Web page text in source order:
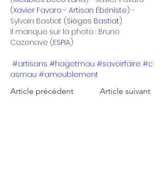
(Xavier Favaro - Artisan Ébéniste) -
Sylvain Bastiat (Sièges Bastiat)
Il manque sur la photo : Bruno
Cazenave (ESPIA)
#artisans #hagetmau #savoirfaire #c
asmau #ameublement
Article précédent Article suivant